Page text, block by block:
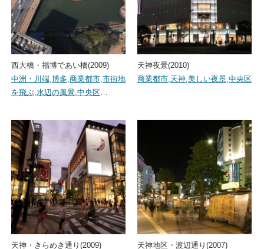
西大橋・福博であい橋(2009)
中洲・川端,博多,商業都市,市街地
を飛ぶ,水辺の風景,中央区…
天神夜景(2010)
商業都市,天神,美しい夜景,中央区
天神・きらめき通り(2009) 天神地区・渡辺通り(2007)